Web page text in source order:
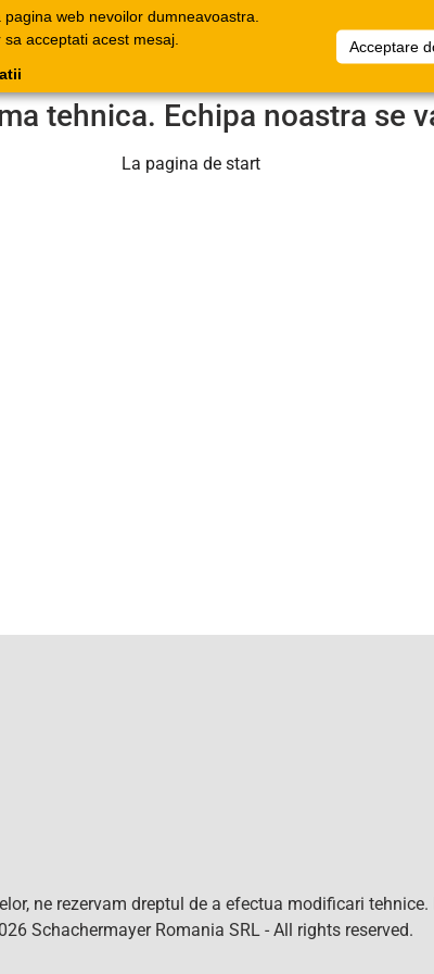
web nevoilor dumneavoastra.
acceptati acest mesaj.
Acceptare
Documente
comerciale
Companie
tehnica. Echipa noastra se
La pagina de start
ne rezervam dreptul de a efectua modificari
Schachermayer Romania SRL - All rights reserved.